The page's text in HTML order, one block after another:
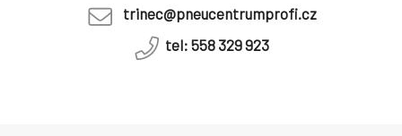
trinec@pneucentrumprofi.cz
tel: 558 329 923